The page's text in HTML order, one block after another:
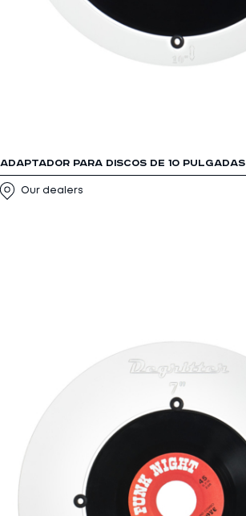
ADAPTADOR PARA DISCOS DE 10 PULGADAS
Our dealers